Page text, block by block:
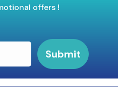
offers !
Submit